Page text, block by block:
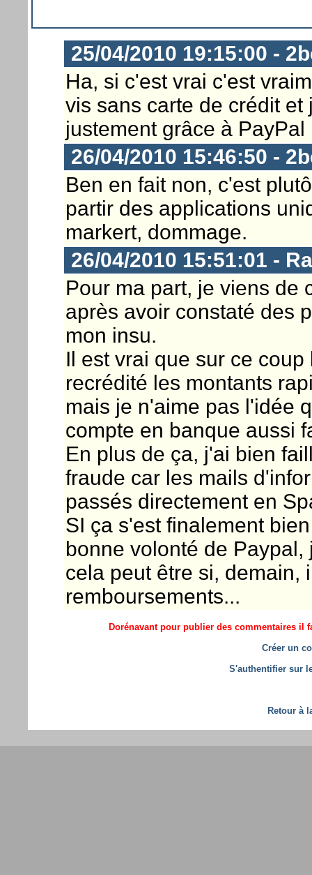
25/04/2010 19:15:00 -
Ha, si c'est vrai c'est
vis sans carte de crédit
justement grâce à
26/04/2010 15:46:50 -
Ben en fait non, c'est
partir des applications
markert, dommage.
26/04/2010 15:51:01 -
Pour ma part, je viens de
après avoir constaté des
mon insu.
Il est vrai que sur ce
recrédité les montants
mais je n'aime pas l'idée
compte en banque aussi
En plus de ça, j'ai bien
fraude car les mails
passés directement en
SI ça s'est finalement
bonne volonté de
cela peut être si, demain,
remboursements...
Dorénavant pour publier des commentaires il
Créer un
S'authentifier sur
Retour à